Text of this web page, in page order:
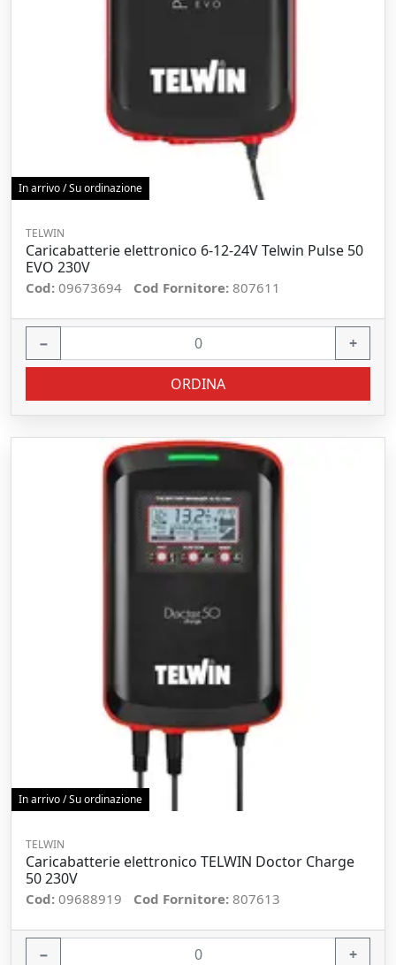
In arrivo / Su ordinazione
TELWIN
Caricabatterie elettronico 6-12-24V Telwin Pulse 50
EVO 230V
Cod: 09673694 Cod Fornitore: 807611
− +
ORDINA
In arrivo / Su ordinazione
TELWIN
Caricabatterie elettronico TELWIN Doctor Charge
50 230V
Cod: 09688919 Cod Fornitore: 807613
− +